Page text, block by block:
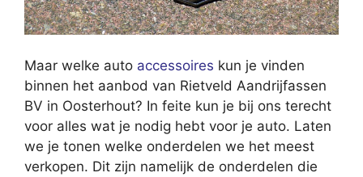
Maar welke auto accessoires kun je vinden
binnen het aanbod van Rietveld Aandrijfassen
BV in Oosterhout? In feite kun je bij ons terecht
voor alles wat je nodig hebt voor je auto. Laten
we je tonen welke onderdelen we het meest
verkopen. Dit zijn namelijk de onderdelen die